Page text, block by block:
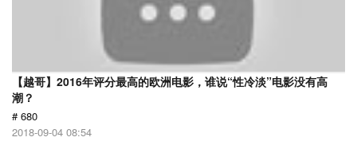
【越哥】2016年评分最高的欧洲电影，谁说“性冷淡”电影没有高
潮？
# 680
2018-09-04 08:54